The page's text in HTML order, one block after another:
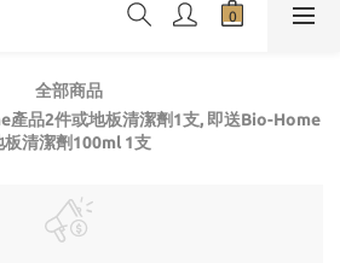
全部商品
產品2件或地板清潔劑1支, 即送Bio-Home
板清潔劑100ml 1支